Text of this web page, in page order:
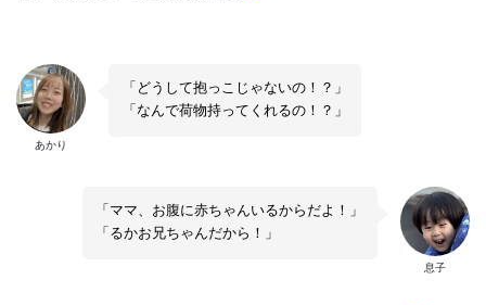
あかり
「どうして抱っこじゃないの！？」
「なんで荷物持ってくれるの！？」
息子
「ママ、お腹に赤ちゃんいるからだよ！」
「るかお兄ちゃんだから！」